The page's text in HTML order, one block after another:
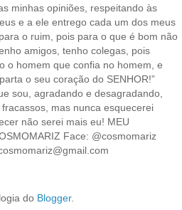
minhas opiniões, respeitando às
e a ele entrego cada um dos meus
o ruim, pois para o que é bom não
amigos, tenho colegas, pois
o homem que confia no homem, e
o seu coração do SENHOR!”
sou, agradando e desagradando,
mas nunca esquecerei
não serei mais eu! MEU
Face: @cosmomariz
do Blogger.